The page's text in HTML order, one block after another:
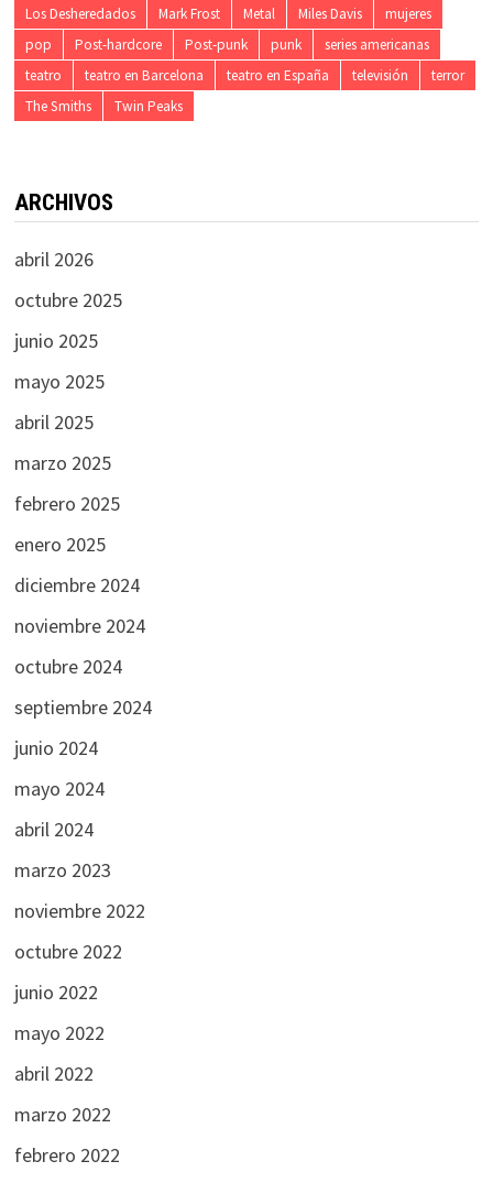
Los Desheredados
Mark Frost Metal Miles Davis
mujeres
pop
Post-hardcore Post-punk punk
series americanas
teatro
teatro en Barcelona teatro en España televisión
terror
The Smiths
Twin Peaks
ARCHIVOS
abril 2026
octubre 2025
junio 2025
mayo 2025
abril 2025
marzo 2025
febrero 2025
enero 2025
diciembre 2024
noviembre 2024
octubre 2024
septiembre 2024
junio 2024
mayo 2024
abril 2024
marzo 2023
noviembre 2022
octubre 2022
junio 2022
mayo 2022
abril 2022
marzo 2022
febrero 2022